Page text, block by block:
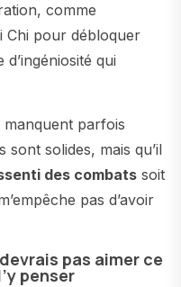
comme
Chi pour débloquer
qui
parfois
sont solides, mais qu’il
des combats soit
pas d’avoir
pas aimer ce
penser